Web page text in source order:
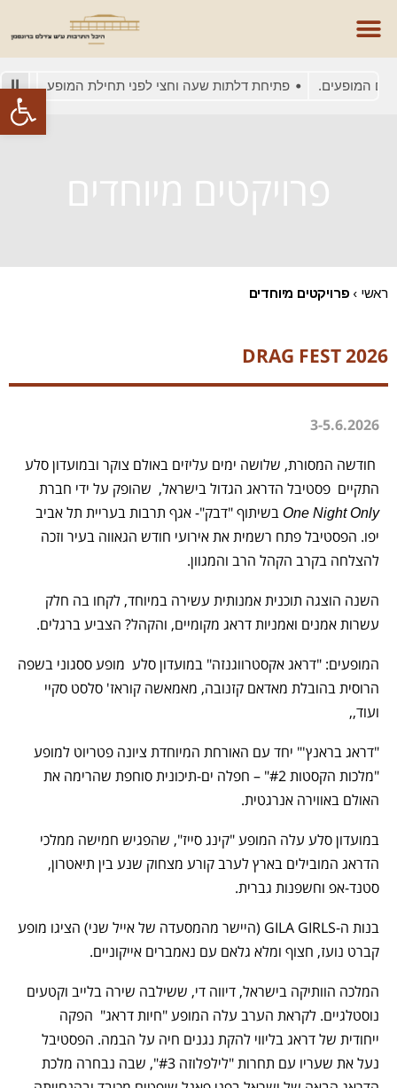
פתח פתיחת דלתות שעה וחצי לפני תחילת המופע בשל עומסי
פרויקטים מיוחדים
ראשי › פרויקטים מיוחדים
DRAG FEST 2026
3-5.6.2026
חודשה המסורת, שלושה ימים עליזים באולם צוקר ובמועדון סלע
התקיים פסטיבל הדראג הגדול בישראל, שהופק על ידי חברת
One Night Only בשיתוף "דבק"- אגף תרבות בעריית תל אביב
יפו. הפסטיבל פתח רשמית את אירועי חודש הגאווה בעיר וזכה
להצלחה בקרב הקהל הרב והמגוון.
השנה הוצגה תוכנית אמנותית עשירה במיוחד, לקחו בה חלק
עשרות אמנים ואמניות דראג מקומיים, והקהל? הצביע ברגלים.
המופעים: "דראג אקסטרווגנזה" במועדון סלע מופע ססגוני בשפה
הרוסית בהובלת מאדאם קזנובה, מאמאשה קוראז' סלסט סקיי
ועוד,,
"דראג בראנץ'" יחד עם האורחת המיוחדת ציונה פטריוט למופע
"מלכות הקסטות #2" – חפלה ים-תיכונית סוחפת שהרימה את
האולם באווירה אנרגטית.
במועדון סלע עלה המופע "קינג סייז", שהפגיש חמישה ממלכי
הדראג המובילים בארץ לערב קורע מצחוק שנע בין תיאטרון,
סטנד-אפ וחשפנות גברית.
בנות ה-GILA GIRLS (היישר מהמסעדה של אייל שני) הציגו מופע
קברט נועז, חצוף ומלא גלאם עם נאמברים אייקוניים.
המלכה הוותיקה בישראל, דיווה די, ששילבה שירה בלייב וקטעים
נוסטלגיים. לקראת הערב עלה המופע "חיות דראג" הפקה
ייחודית של דראג בליווי להקת נגנים חיה על הבמה. הפסטיבל
נעל את שעריו עם תחרות "לילפלוזה #3", שבה נבחרה מלכת